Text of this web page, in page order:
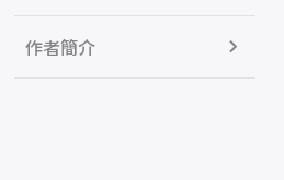
作者簡介